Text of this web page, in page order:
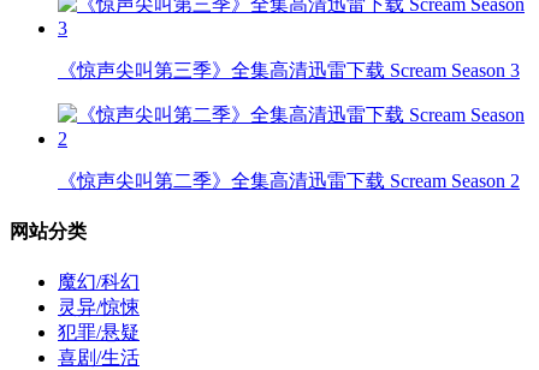
《惊声尖叫第三季》全集高清迅雷下载 Scream Season 3
《惊声尖叫第二季》全集高清迅雷下载 Scream Season 2
网站分类
魔幻/科幻
灵异/惊悚
犯罪/悬疑
喜剧/生活